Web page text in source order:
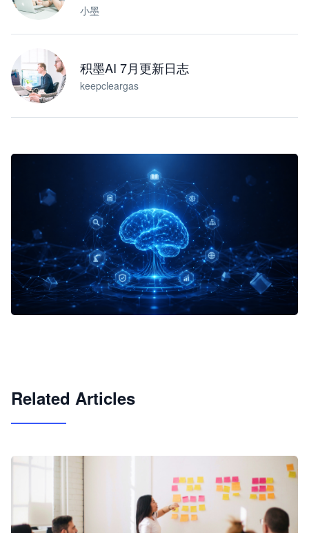
小墨
积墨AI 7月更新日志
keepcleargas
Related Articles